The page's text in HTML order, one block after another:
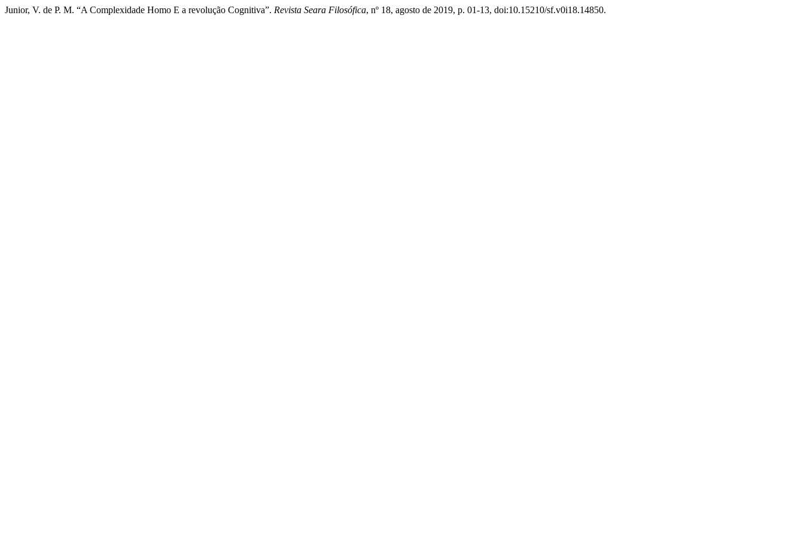
Junior, V. de P. M. “A Complexidade Homo E a revolução Cognitiva”. Revista Seara Filosófica, nº 18, agosto de 2019, p. 01-13, doi:10.15210/sf.v0i18.14850.